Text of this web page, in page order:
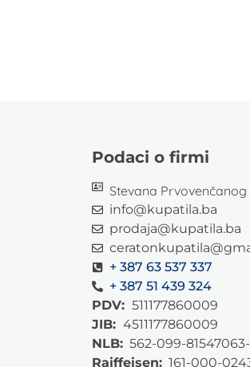
Podaci o firmi
Stevana Prvovenčanog
info@kupatila.ba
prodaja@kupatila.ba
+ 387 63 537 337
+ 387 51 439 324
PDV: 511177860009
JIB: 4511177860009
NLB:562-099-
Raiffeisen:161-000-